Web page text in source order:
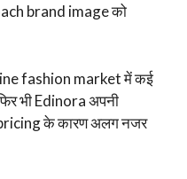
brand image को
fashion market में कई
भी Edinora अपनी
के कारण अलग नजर